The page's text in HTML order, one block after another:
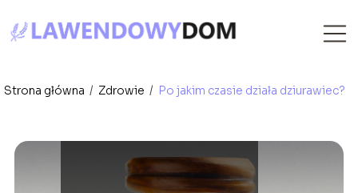
Strona główna / Zdrowie / Po jakim czasie działa dziurawiec?